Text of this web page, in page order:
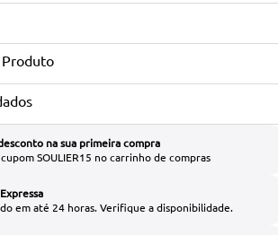
na sua primeira compra
SOULIER15 no carrinho de compras
em até 24 horas. Verifique a disponibilidade.